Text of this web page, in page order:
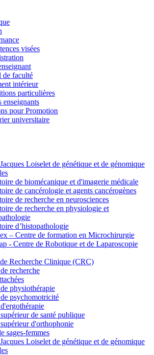
visées
de faculté
intérieur
particulières
enseignants
pour Promotion
universitaire
Loiselet de génétique et de génomique
de biomécanique et d'imagerie médicale
de cancérologie et agents cancérogènes
de recherche en neurosciences
de recherche en physiologie et
d’histopathologie
– Centre de formation en Microchirurgie
- Centre de Robotique et de Laparoscopie
Recherche Clinique (CRC)
recherche
physiothérapie
psychomotricité
de santé publique
d'orthophonie
sages-femmes
Loiselet de génétique et de génomique